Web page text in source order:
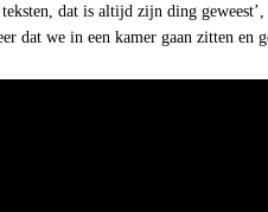
dat is altijd zijn ding
dat we in een kamer gaan zitten en